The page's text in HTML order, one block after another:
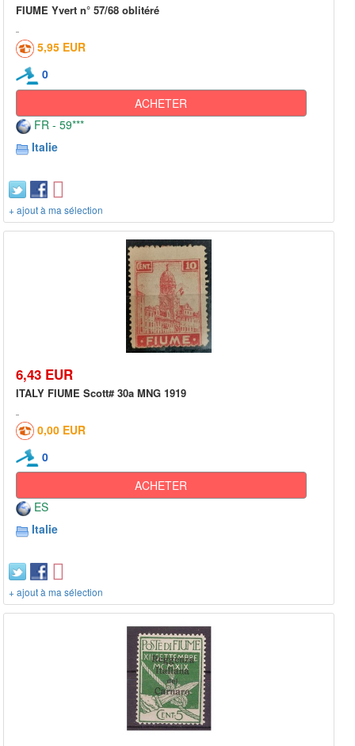
FIUME Yvert n° 57/68 oblitéré
5,95 EUR
0
ACHETER
FR - 59***
Italie
+ ajout à ma sélection
6,43 EUR
ITALY FIUME Scott# 30a MNG 1919
0,00 EUR
0
ACHETER
ES
Italie
+ ajout à ma sélection